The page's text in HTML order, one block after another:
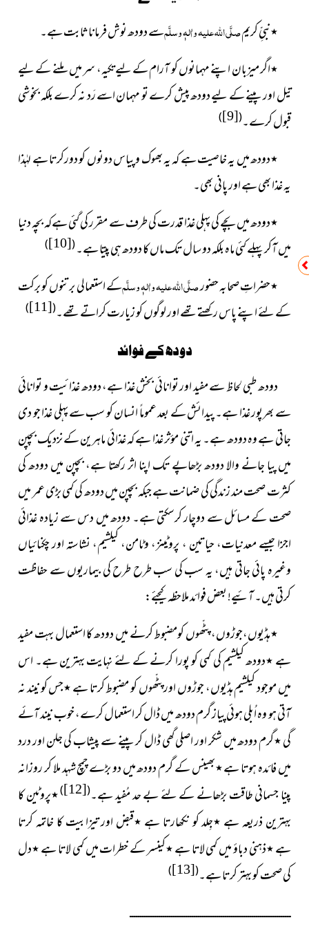
٭نبیِّ کریمصلَّی اللہ علیہ واٰلہٖ وسلَّمسے دودھ نوش فرمانا ثابت ہے۔
٭اگر میزبان اپنے مہمانوں کو آرام کے لیے تکیہ، سر میں ملنے کے لیے
تیل اور پینے کے لیے دودھ پیش کرے تو مہمان اسے رَد نہ کرے بلکہ بخوشی
قبول کرے۔(
[9]
)
٭دودھ میں یہ خاصیت ہے کہ یہ بھوک و پیاس دونوں کو دورکرتا ہے لہٰذا
یہ غذا بھی ہے اور پانی بھی۔
٭دودھ میں بچے کی پہلی غذا قدرت کی طرف سے مقرر کی گئی ہےکہ بچہ دنیا
میں آکر پہلے کئی ماہ بلکہ دو سال تک ماں کا دودھ ہی پیتا ہے۔(
[10]
)
٭حضراتِ صحابہ حضورصلَّی اللہ علیہ واٰلہٖ وسلَّمکے استعمالی برتنوںکو برکت
کے لئے اپنے پاس رکھتے تھے اور لوگوں کو زیارت کراتے تھے۔(
[11]
)
دودھ کے فوائد
دودھ طبی لحاظ سے مفید اور توانائی بخش غذا ہے، دودھ غذائیتو توانائی
سے بھرپور غذا ہے۔ پیدائش کے بعد عموماً انسان کو سب سے پہلی غذا جو دی
جاتی ہے وہ دودھ ہے۔ یہ اتنی مؤثر غذا ہے کہ غذائی ماہرین کے نزدیک بچپن
میں پیا جانے والا دودھ بڑھاپے تک اپنا اثر رکھتا ہے، بچپن میں دودھ کی
کثرت صحت مند زندگی کی ضمانت ہے جبکہ بچپن میں دودھ کی کمی بڑی عمر میں
صحت کے مسائل سے دوچار کرسکتی ہے۔ دودھ میں دس سے زیادہ غذائی
اجزا جیسے معدنیات، حیاتین ، پروٹینز، وٹامن، کیلشیم، نشاستہ اور چکنائیاں
وغیرہ پائی جاتی ہیں، یہ سب کی سب طرح طرح کی بیماریوں سے حفاظت
کرتی ہیں۔ آئیے! بعض فوائد ملاحظہ کیجئے:
٭ہڈیوں،جوڑوں، پٹّھوں کومضبوط کرنے میں دودھ کا استعمال بہت مفید
ہے ٭دودھ کیلشیم کی کمی کو پورا کرنے کے لئے نہایت بہترین ہے۔ اس
میں موجود کیلشیم ہڈیوں، جوڑوں اور پٹّھوں کو مضبوط کرتا ہے٭جس کو نیند نہ
آتی ہو وہ اُبلی ہوئی پیاز گرم دودھ میں ڈال کر استعمال کرے، خوب نیند آئے
گی٭گرم دودھ میں شکر اور اصلی گھی ڈال کر پینے سے پیشاب کی جلن اور درد
میں فائدہ ہوتا ہے٭بھینس کے گرم دودھ میں دو بڑے چمچ شہد ملا کر روزانہ
پینا جسمانی طاقت بڑھانے کے لئے بے حد مُفید ہے۔(
[12]
)٭پروٹین کا
بہترین ذریعہ ہے ٭جِلد کو نکھارتا ہے ٭قبض اور تیزابیت کا خاتمہ کرتا
ہے٭ذہنی دباؤ میں کمی لاتا ہے٭کینسر کے خطرات میں کمی لاتا ہے٭دل
کی صحت کو بہتر کرتا ہے۔(
[13]
)
ــــــــــــــــــــــــــــــــــــــــــــــــــــــــــــــــــــــــــــــ